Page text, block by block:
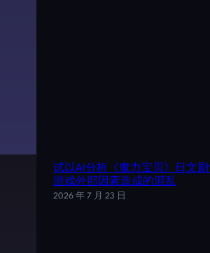
试以AI分析《魔力宝贝》日文
游戏外部因素造成的混乱
2026 年 7 月 23 日